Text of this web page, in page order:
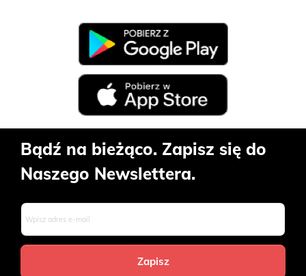
Bądź na bieżąco. Zapisz się do
Naszego Newslettera.